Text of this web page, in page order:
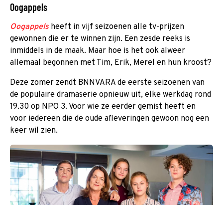
Oogappels
Oogappelsheeft in vijf seizoenen alle tv-prijzen
gewonnen die er te winnen zijn. Een zesde reeks is
inmiddels in de maak. Maar hoe is het ook alweer
allemaal begonnen met Tim, Erik, Merel en hun kroost?
Deze zomer zendt BNNVARA de eerste seizoenen van
de populaire dramaserie opnieuw uit, elke werkdag rond
19.30 op NPO 3. Voor wie ze eerder gemist heeft en
voor iedereen die de oude afleveringen gewoon nog een
keer wil zien.